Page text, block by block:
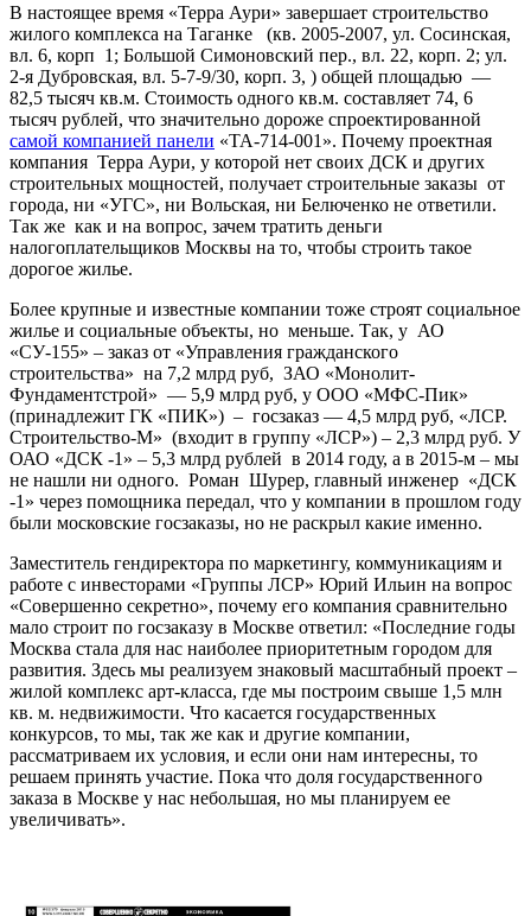
В настоящее время «Терра Аури» завершает строительство
жилого комплекса на Таганке (кв. 2005-2007, ул. Сосинская,
вл. 6, корп 1; Большой Симоновский пер., вл. 22, корп. 2; ул.
2-я Дубровская, вл. 5-7-9/30, корп. 3, ) общей площадью —
82,5 тысяч кв.м. Стоимость одного кв.м. составляет 74, 6
тысяч рублей, что значительно дороже спроектированной
самой компанией панели «ТА-714-001». Почему проектная
компания Терра Аури, у которой нет своих ДСК и других
строительных мощностей, получает строительные заказы от
города, ни «УГС», ни Вольская, ни Белюченко не ответили.
Так же как и на вопрос, зачем тратить деньги
налогоплательщиков Москвы на то, чтобы строить такое
дорогое жилье.
Более крупные и известные компании тоже строят социальное
жилье и социальные объекты, но меньше. Так, у АО
«СУ-155» – заказ от «Управления гражданского
строительства» на 7,2 млрд руб, ЗАО «Монолит-
Фундаментстрой» — 5,9 млрд руб, у ООО «МФС-Пик»
(принадлежит ГК «ПИК») – госзаказ — 4,5 млрд руб, «ЛСР.
Строительство-М» (входит в группу «ЛСР») – 2,3 млрд руб. У
ОАО «ДСК -1» – 5,3 млрд рублей в 2014 году, а в 2015-м – мы
не нашли ни одного. Роман Шурер, главный инженер «ДСК
-1» через помощника передал, что у компании в прошлом году
были московские госзаказы, но не раскрыл какие именно.
Заместитель гендиректора по маркетингу, коммуникациям и
работе с инвесторами «Группы ЛСР» Юрий Ильин на вопрос
«Совершенно секретно», почему его компания сравнительно
мало строит по госзаказу в Москве ответил: «Последние годы
Москва стала для нас наиболее приоритетным городом для
развития. Здесь мы реализуем знаковый масштабный проект –
жилой комплекс арт-класса, где мы построим свыше 1,5 млн
кв. м. недвижимости. Что касается государственных
конкурсов, то мы, так же как и другие компании,
рассматриваем их условия, и если они нам интересны, то
решаем принять участие. Пока что доля государственного
заказа в Москве у нас небольшая, но мы планируем ее
увеличивать».